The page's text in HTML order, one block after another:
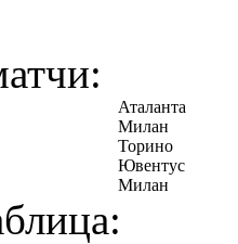
Аталанта
Милан
Торино
Ювентус
Милан